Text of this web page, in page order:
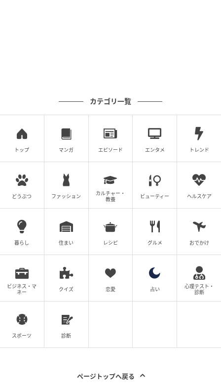
ウーマンエキサイト
なんと、嘘八百を並べたマキ！ 何も知らずにそれを信
カテゴリ一覧
トップ マンガ エピソード エンタメ トレンド
どうぶつ ファッション
カルチャー・
教養
ビューティー ヘルスケア
暮らし 住まい レシピ グルメ おでかけ
ビジネス・マ
ネー
クイズ 恋愛 占い
心理テスト・
診断
スポーツ 診断
ページトップへ戻る